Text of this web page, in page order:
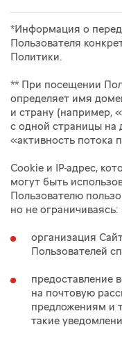
*Информация о
Пользователя
Политики.
** При посещении
определяет имя
и страну (например,
с одной страницы на
«активность потока
Cookie и IP-адрес,
могут быть
Пользователю
но не ограничиваясь:
организация
Пользователей
предоставление
на почтовую
предложениям и
такие